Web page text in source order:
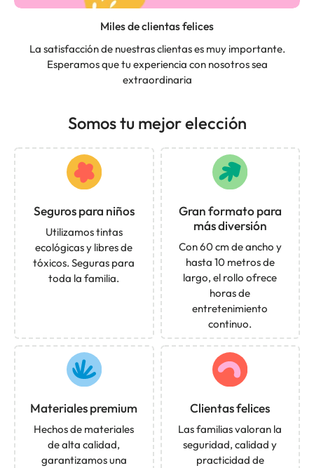
Miles de clientas felices
La satisfacción de nuestras clientas es muy importante.
Esperamos que tu experiencia con nosotros sea
extraordinaria
Somos tu mejor elección
Seguros para niños
Utilizamos tintas
ecológicas y libres de
tóxicos. Seguras para
toda la familia.
Gran formato para
más diversión
Con 60 cm de ancho y
hasta 10 metros de
largo, el rollo ofrece
horas de
entretenimiento
continuo.
Materiales premium
Hechos de materiales
de alta calidad,
garantizamos una
Clientas felices
Las familias valoran la
seguridad, calidad y
practicidad de